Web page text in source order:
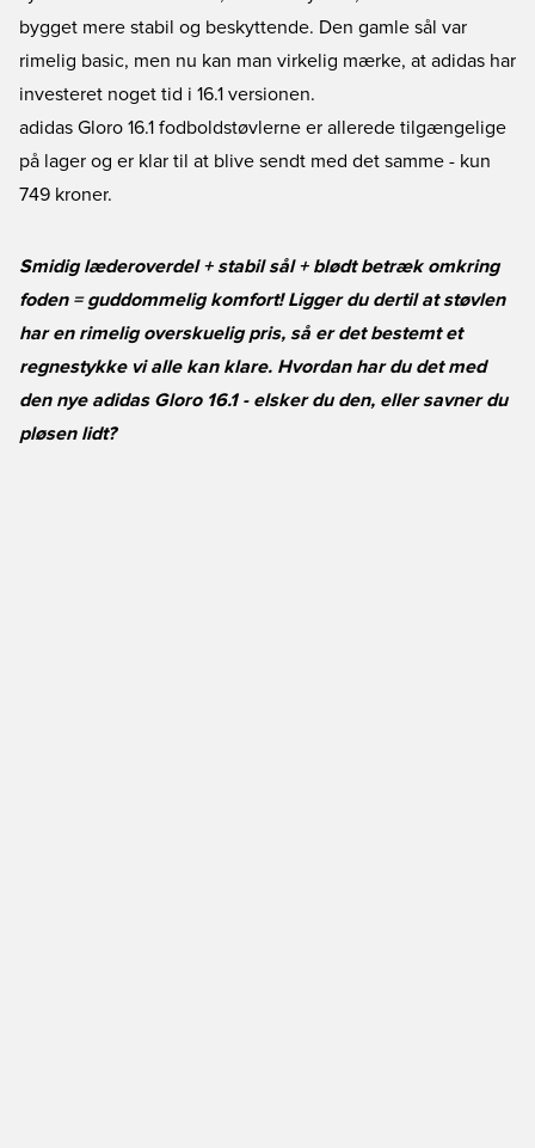
bygget mere stabil og beskyttende. Den gamle sål var
rimelig basic, men nu kan man virkelig mærke, at adidas har
investeret noget tid i 16.1 versionen.
adidas Gloro 16.1 fodboldstøvlerne er allerede tilgængelige
på lager og er klar til at blive sendt med det samme - kun
749 kroner.
Smidig læderoverdel + stabil sål + blødt betræk omkring
foden = guddommelig komfort! Ligger du dertil at støvlen
har en rimelig overskuelig pris, så er det bestemt et
regnestykke vi alle kan klare. Hvordan har du det med
den nye adidas Gloro 16.1 - elsker du den, eller savner du
pløsen lidt?